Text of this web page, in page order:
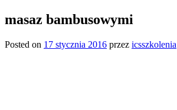
masaz bambusowymi
Posted on 17 stycznia 2016 przez icsszkolenia